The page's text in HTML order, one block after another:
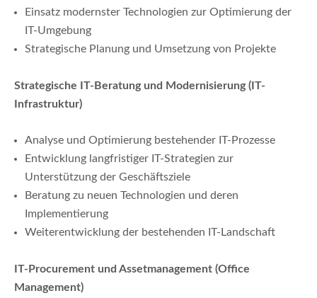
Einsatz modernster Technologien zur Optimierung der
IT-Umgebung
Strategische Planung und Umsetzung von Projekte
Strategische IT-Beratung und Modernisierung (IT-
Infrastruktur)
Analyse und Optimierung bestehender IT-Prozesse
Entwicklung langfristiger IT-Strategien zur
Unterstützung der Geschäftsziele
Beratung zu neuen Technologien und deren
Implementierung
Weiterentwicklung der bestehenden IT-Landschaft
IT-Procurement und Assetmanagement (Office
Management)